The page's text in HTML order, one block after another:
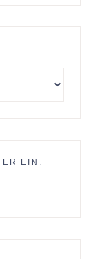
EIN.